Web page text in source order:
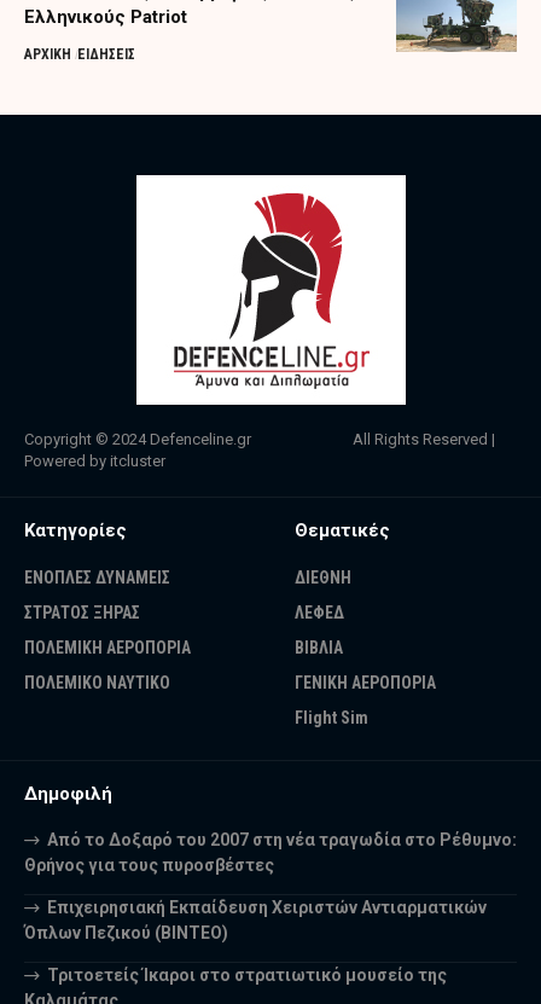
Ελληνικούς Patriot
ΑΡΧΙΚΗ ΕΙΔΗΣΕΙΣ
Copyright © 2024 Defenceline.gr All Rights Reserved |
Powered by itcluster
Κατηγορίες
ΕΝΟΠΛΕΣ ΔΥΝΑΜΕΙΣ
ΣΤΡΑΤΟΣ ΞΗΡΑΣ
ΠΟΛΕΜΙΚΗ ΑΕΡΟΠΟΡΙΑ
ΠΟΛΕΜΙΚΟ ΝΑΥΤΙΚΟ
Θεματικές
ΔΙΕΘΝΗ
ΛΕΦΕΔ
ΒΙΒΛΙΑ
ΓΕΝΙΚΗ ΑΕΡΟΠΟΡΙΑ
Flight Sim
Δημοφιλή
Από το Δοξαρό του 2007 στη νέα τραγωδία στο Ρέθυμνο:
Θρήνος για τους πυροσβέστες
Επιχειρησιακή Εκπαίδευση Χειριστών Αντιαρματικών
Όπλων Πεζικού (ΒΙΝΤΕΟ)
Τριτοετείς Ίκαροι στο στρατιωτικό μουσείο της
Καλαμάτας